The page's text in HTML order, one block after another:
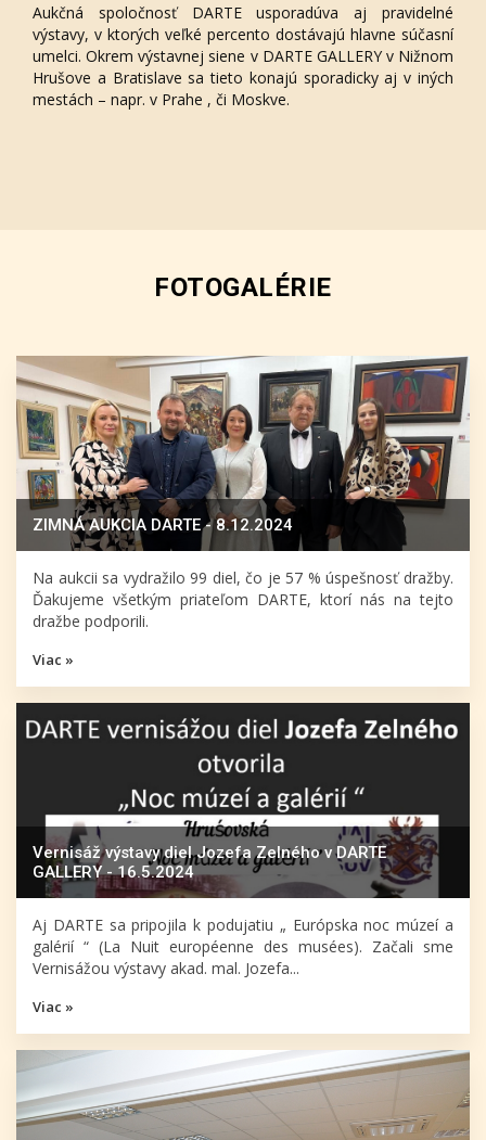
Aukčná spoločnosť DARTE usporadúva aj pravidelné
výstavy, v ktorých veľké percento dostávajú hlavne súčasní
umelci. Okrem výstavnej siene v DARTE GALLERY v Nižnom
Hrušove a Bratislave sa tieto konajú sporadicky aj v iných
mestách – napr. v Prahe , či Moskve.
FOTOGALÉRIE
ZIMNÁ AUKCIA DARTE - 8.12.2024
Na aukcii sa vydražilo 99 diel, čo je 57 % úspešnosť dražby.
Ďakujeme všetkým priateľom DARTE, ktorí nás na tejto
dražbe podporili.
Viac »
Vernisáž výstavy diel Jozefa Zelného v DARTE
GALLERY - 16.5.2024
Aj DARTE sa pripojila k podujatiu „ Európska noc múzeí a
galérií “ (La Nuit européenne des musées). Začali sme
Vernisážou výstavy akad. mal. Jozefa...
Viac »